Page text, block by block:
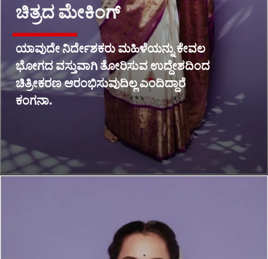
ಚಿತ್ರದ ಮೇಕಿಂಗ್
ಯಾವುದೇ ನಿರ್ದೇಶಕರು ಮಹಿಳೆಯನ್ನು ಕೇವಲ
ಭೋಗದ ವಸ್ತುವಾಗಿ ತೋರಿಸುವ ಉದ್ದೇಶದಿಂದ
ಚಿತ್ರೀಕರಣ ಆರಂಭಿಸುವುದಿಲ್ಲ ಎಂದಿದ್ದಾರೆ
ಕಂಗನಾ.